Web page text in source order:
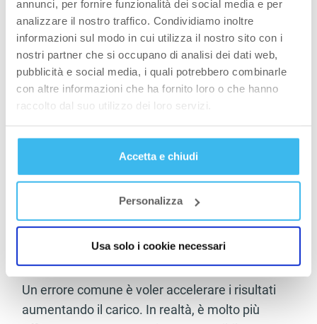
annunci, per fornire funzionalità dei social media e per
analizzare il nostro traffico. Condividiamo inoltre
informazioni sul modo in cui utilizza il nostro sito con i
nostri partner che si occupano di analisi dei dati web,
pubblicità e social media, i quali potrebbero combinarle
con altre informazioni che ha fornito loro o che hanno
raccolto dal suo utilizzo dei loro servizi.
Accetta e chiudi
Personalizza
Usa solo i cookie necessari
un buon abbigliamento sportivo può fare la
differenza in termini di comfort e prestazione.
Come iniziare a correre
per dimagrire o dopo
tanto tempo
Chi vuole capire come iniziare a correre per
perdere peso deve sapere chela chiave non è
l’intensità, ma la continuità.Correre
lentamente, ma con regolarità, permette al
utilizzare meglio i grassi
come fonte
Un errore comune è voler accelerare i risultati
aumentando il carico. In realtà, è molto più